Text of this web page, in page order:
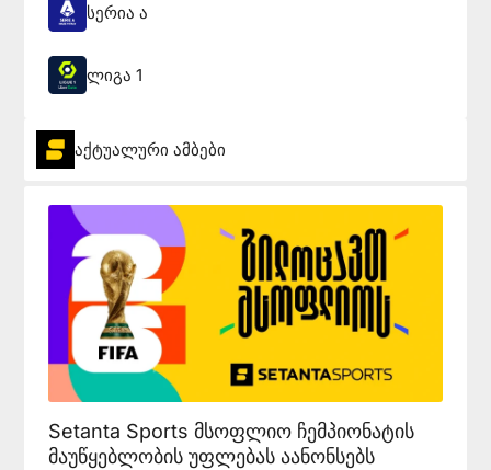
სერია ა
ლიგა 1
აქტუალური ამბები
Setanta Sports მსოფლიო ჩემპიონატის
მაუწყებლობის უფლებას აანონსებს